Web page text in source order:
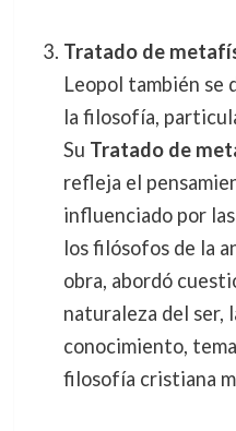
Tratado de
Leopol también se
la filosofía,
Su Tratado de
refleja el
influenciado por
los filósofos de la
obra, abordó
naturaleza del ser,
conocimiento,
filosofía cristiana